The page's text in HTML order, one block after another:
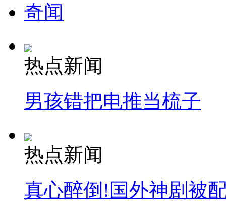
司机酒驾遇交警 急速倒车逃窜
奇闻
热点新闻
男孩错把电推当梳子
热点新闻
真心醉倒!国外神剧被